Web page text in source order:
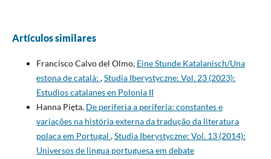
Artículos similares
Francisco Calvo del Olmo, Eine Stunde Katalanisch/Una
estona de català: ,Studia Iberystyczne: Vol. 23 (2023):
Estudios catalanes en Polonia II
Hanna Pięta, De periferia a periferia: constantes e
variações na história externa da tradução da literatura
polaca em Portugal ,Studia Iberystyczne: Vol. 13 (2014):
Universos de lingua portuguesa em debate